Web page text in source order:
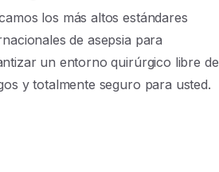
los más altos estándares
de asepsia para
un entorno quirúrgico libre de
y totalmente seguro para usted.